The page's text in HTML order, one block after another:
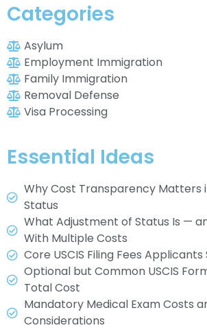
Categories
Asylum
Employment Immigration
Family Immigration
Removal Defense
Visa Processing
Essential Ideas
Why Cost Transparency Matters
Status
What Adjustment of Status Is —
With Multiple Costs
Core USCIS Filing Fees
Optional but Common USCIS
Total Cost
Mandatory Medical Exam Costs
Considerations